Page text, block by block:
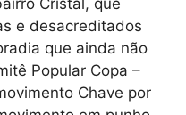
Cristal, que
e desacreditados
que ainda não
Popular Copa –
Chave por